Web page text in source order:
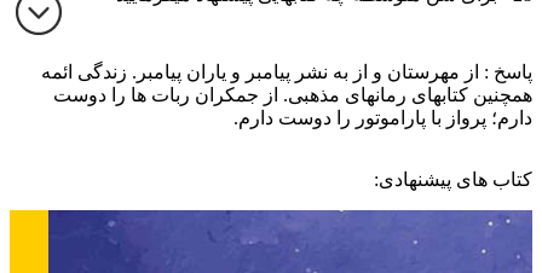
پاسخ : از مهرستان و از به نشر پیامبر و یاران پیامبر. زندگی ائمه
همچنین کتابهای رمانهای مذهبی. از جمکران ربات ها را دوست
دارم؛ پرواز با پاراموتور را دوست دارم.
کتاب های پیشنهادی: